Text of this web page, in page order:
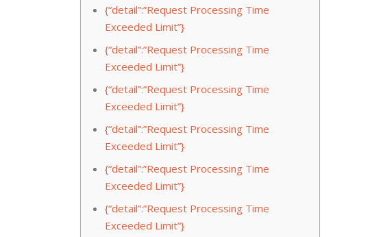
{“detail”:”Request Processing Time
Exceeded Limit”}
{“detail”:”Request Processing Time
Exceeded Limit”}
{“detail”:”Request Processing Time
Exceeded Limit”}
{“detail”:”Request Processing Time
Exceeded Limit”}
{“detail”:”Request Processing Time
Exceeded Limit”}
{“detail”:”Request Processing Time
Exceeded Limit”}